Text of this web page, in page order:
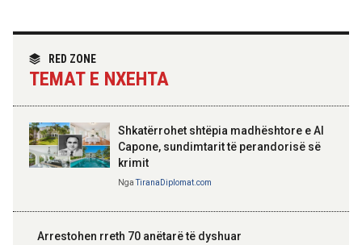
partneritetit strategjik
RED ZONE
TEMAT E NXEHTA
Shkatërrohet shtëpia madhështore e Al
Capone, sundimtarit të perandorisë së
krimit
Nga TiranaDiplomat.com
Arrestohen rreth 70 anëtarë të dyshuar